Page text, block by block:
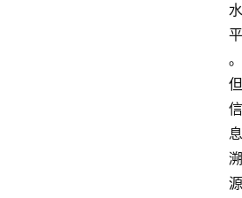
水
平
。
但
信
息
溯
源